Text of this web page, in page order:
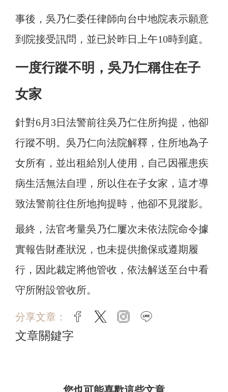
事後，吳乃仁委任律師向台中地院表示願意
到院接受訊問，並已於昨日上午10時到庭。
一度行蹤不明，吳乃仁稱住在子
女家
針對6月3日法警前往吳乃仁住所拘提，他卻
行蹤不明。吳乃仁向法院解釋，住所地為子
女所有，並出租給別人使用，自己因罹患疾
病生活無法自理，所以住在子女家，這才導
致法警前往住所地拘提時，他卻不見蹤影。
最終，法官考量吳乃仁屢次未依法院命令據
實報告財產狀況，也未提供擔保或遵期履
行，因此裁定將他管收，依法解送至台中看
守所附設管收所。
分享文章： facebook
twitter instagram
文章關鍵字